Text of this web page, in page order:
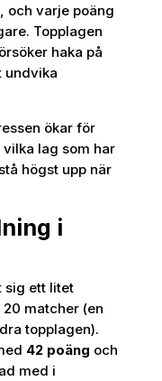
och varje poäng
Topplagen
haka på
undvika
ökar för
lag som har
högst upp när
i
sig ett litet
20 matcher (en
topplagen).
42 poäng och
med i